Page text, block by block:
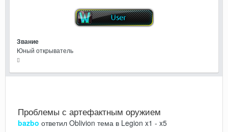
Звание
Юный открыватель
Проблемы с артефактным оружием
bazbo ответил Oblivion тема в Legion x1 - x5